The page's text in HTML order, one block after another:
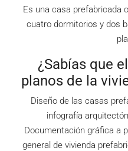
Es una casa prefabricada
cuatro dormitorios y dos
¿Sabías que
planos de la
Diseño de las casas
infografía
Documentación gráfica a
general de vivienda